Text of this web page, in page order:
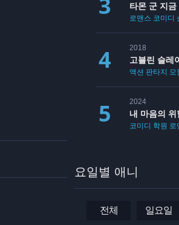
타몬 군 지
로맨스 코미디
2018
고블린 슬레
액션 판타지 모
2024
코미디 학원 로
요일별 애니
전체 일요일